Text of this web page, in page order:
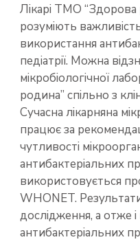
Лікарі ТМО
розуміють
використання
педіатрії. Можна
мікробіологічної
родина” спільно з
Сучасна лікарняна
працює за
чутливості
антибактеріальних
використовується
WHONET.
дослідження, а отже
антибактеріальних